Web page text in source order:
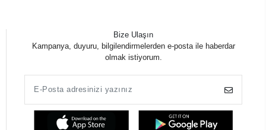
Bize Ulaşın
Kampanya, duyuru, bilgilendirmelerden e-posta ile haberdar
olmak istiyorum.